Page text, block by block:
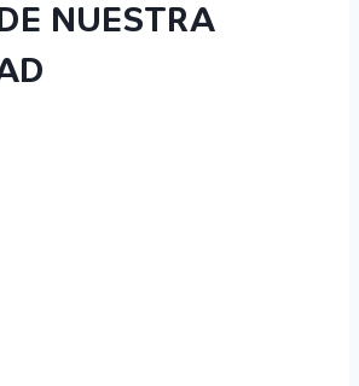
NUESTRA